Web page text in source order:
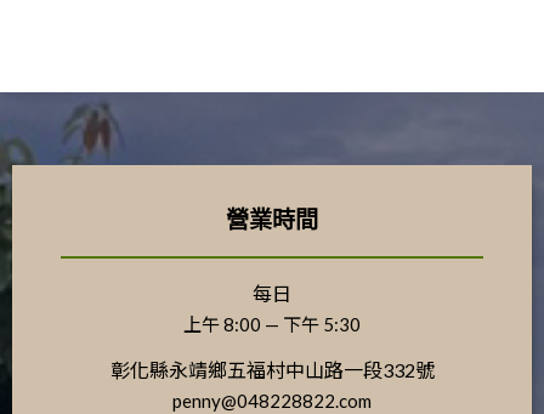
營業時間
每日
上午 8:00 — 下午 5:30
彰化縣永靖鄉五福村中山路一段332號
penny@048228822.com